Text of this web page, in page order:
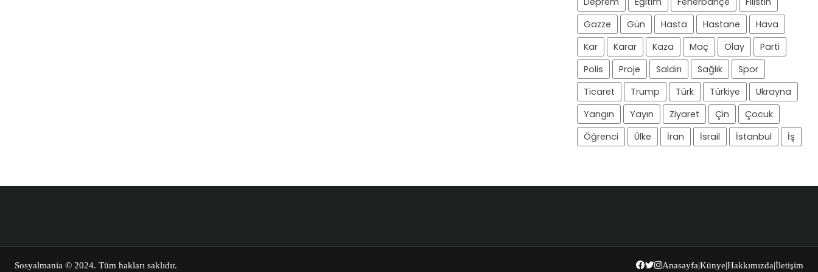
Gazze
Gün Hasta Hastane
Hava
Kar
Karar Kaza Maç Olay
Parti
Polis
Proje Saldırı Sağlık
Spor
Ticaret
Trump Türk Türkiye
Ukrayna
Yangın
Yayın Ziyaret Çin
Çocuk
Öğrenci
Ülke İran İsrail İstanbul İş
Sosyalmania © 2024. Tüm hakları saklıdır. Anasayfa|Künye|Hakkımızda|İletişim